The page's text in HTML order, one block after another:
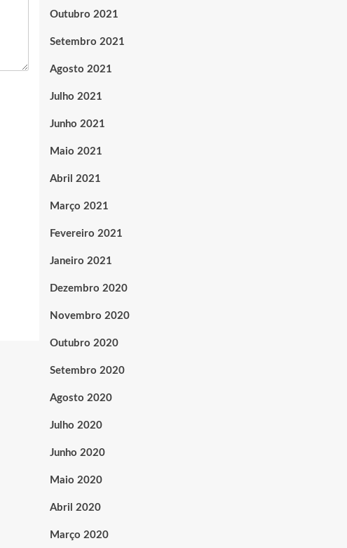
Outubro 2021
Setembro 2021
Agosto 2021
Julho 2021
Junho 2021
Maio 2021
Abril 2021
Março 2021
Fevereiro 2021
Janeiro 2021
Dezembro 2020
Novembro 2020
Outubro 2020
Setembro 2020
Agosto 2020
Julho 2020
Junho 2020
Maio 2020
Abril 2020
Março 2020